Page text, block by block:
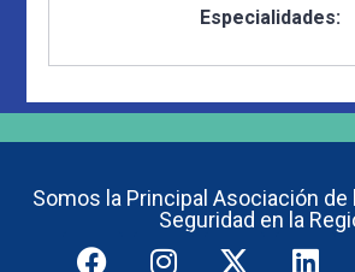
Especialidades:
Somos la Principal Asociación de
Seguridad en la